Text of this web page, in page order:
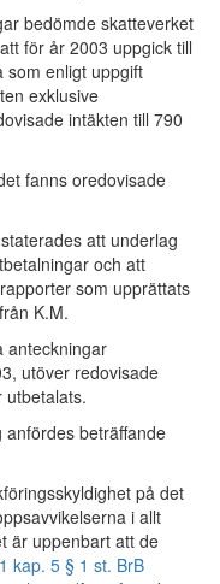
bedömde skatteverket
för år 2003 uppgick till
som enligt uppgift
exklusive
intäkten till 790
fanns oredovisade
att underlag
och att
som upprättats
K.M.
anteckningar
utöver redovisade
utbetalats.
beträffande
på det
i allt
är uppenbart att de
kap. 5 § 1 st. BrB